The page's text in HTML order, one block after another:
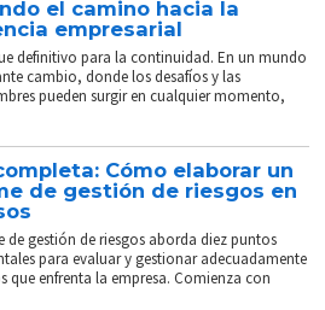
el camino hacia la
empresarial
definitivo para la continuidad. En un mundo
cambio, donde los desafíos y las
pueden surgir en cualquier momento,
Cómo elaborar un
de gestión de riesgos en
de gestión de riesgos aborda diez puntos
para evaluar y gestionar adecuadamente
que enfrenta la empresa. Comienza con